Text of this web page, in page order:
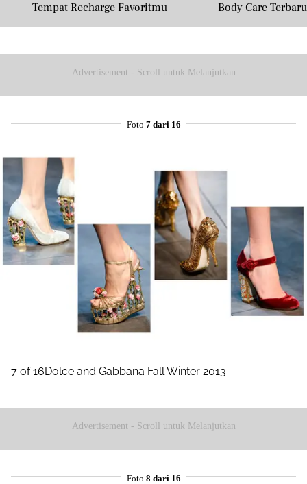
Tempat Recharge Favoritmu
Body Care
Masyarakat
Advertisement - Scroll untuk Melanjutkan
Foto 7 dari 16
7 of 16Dolce and Gabbana Fall Winter 2013
Advertisement - Scroll untuk Melanjutkan
Foto 8 dari 16